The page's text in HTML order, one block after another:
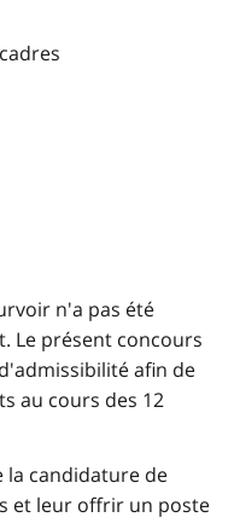
n'a pas été
Le présent concours
afin de
au cours des 12
candidature de
et leur offrir un poste